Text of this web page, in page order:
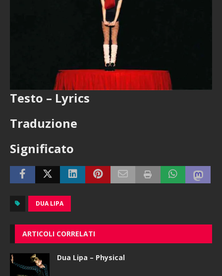
Testo – Lyrics
Traduzione
Significato
DUA LIPA
ARTICOLI CORRELATI
Dua Lipa – Physical